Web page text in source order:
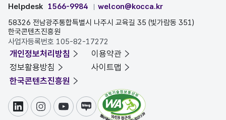
Helpdesk 1566-9984
welcon@kocca.kr
58326 전남광주통합특별시 나주시 교육길 35 (빛가람동 351)
한국콘텐츠진흥원
사업자등록번호 105-82-17272
개인정보처리방침
이용약관
정보활용방침
사이트맵
한국콘텐츠진흥원
링크드인인스타그램
유튜브블로그